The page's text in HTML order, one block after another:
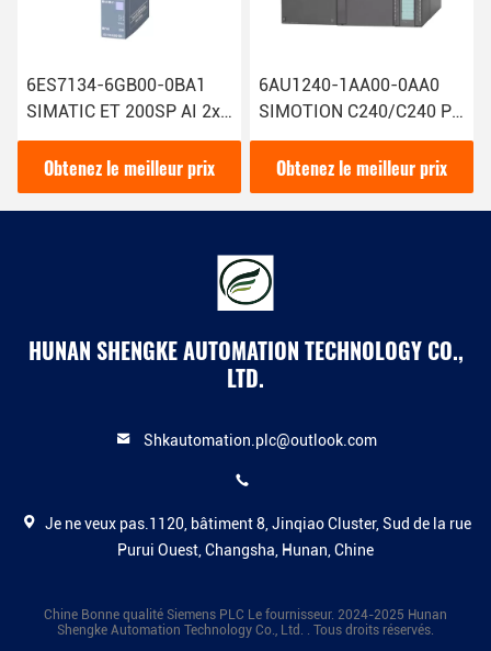
6ES7134-6GB00-0BA1
SIMATIC ET 200SP AI 2xI
2/4 Fil Module d'entrée
analogique Siemens avec
1
Obtenez le meilleur prix
6AU1240-1AA00-0AA0
SIMOTION C240/C240 PN
Contrôleur de mouvement
Siemens Technologie de
pointe
Obtenez le meilleur prix
HUNAN SHENGKE AUTOMATION TECHNOLOGY CO.,
LTD.
Shkautomation.plc@outlook.com
Je ne veux pas.1120, bâtiment 8, Jinqiao Cluster, Sud de la rue
Purui Ouest, Changsha, Hunan, Chine
Chine Bonne qualité Siemens PLC Le fournisseur. 2024-2025 Hunan
Shengke Automation Technology Co., Ltd. . Tous droits réservés.